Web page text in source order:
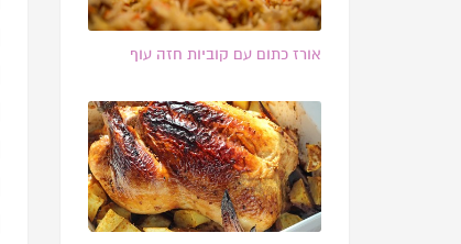
אורז כתום עם קוביות חזה עוף